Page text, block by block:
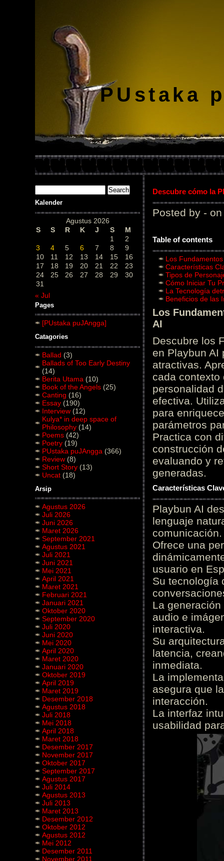
PUstaka
Kalender
Agustus 2026
S
S R K J S
M
1
2
3
4 5 6 7 8
9
10
11 12 13 14 15
16
17
18 19 20 21 22
23
24
25 26 27 28 29
30
31
« Jul
Pages
[PUstaka puJAngga]
Catagories
Ballad (3)
Ballads of Too Early Destiny
(14)
Berita Utama (10)
Book of the Angels (25)
Canting (16)
Essay (190)
Interview (12)
Kulya* in deep space of
Philosophy (14)
Poems (42)
Poetry (19)
PUstaka puJAngga (366)
Review (8)
Short Story (13)
Uncat (18)
Arsip
Agustus 2026
Juli 2026
Juni 2026
Maret 2026
September 2021
Agustus 2021
Juli 2021
Juni 2021
Mei 2021
April 2021
Maret 2021
Februari 2021
Januari 2021
Oktober 2020
September 2020
Juli 2020
Juni 2020
Mei 2020
April 2020
Maret 2020
Januari 2020
Oktober 2019
April 2019
Maret 2019
Desember 2018
Agustus 2018
Juli 2018
Mei 2018
April 2018
Maret 2018
Desember 2017
November 2017
Oktober 2017
September 2017
Agustus 2017
Juli 2014
Agustus 2013
Juli 2013
Maret 2013
Desember 2012
Oktober 2012
Agustus 2012
Mei 2012
Desember 2011
November 2011
Descubre cómo la
Posted by - on
Table of contents
Los
Características
Tipos de
Cómo Iniciar Tu
La Tecnología
Beneficios de las
Los
AI
Descubre los
en Playbun AI
atractivas.
cada contexto
personalidad
efectiva.
para
parámetros
Practica con
construcción
evaluando y
generadas.
Características
Playbun AI
lenguaje
comunicación.
Ofrece una
usuario en
Su tecnología
La
audio e
interactiva.
Su
latencia,
inmediata.
La
asegura que
interacción.
La interfaz
usabilidad